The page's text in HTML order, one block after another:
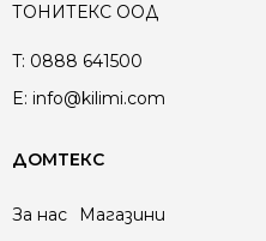
ТОНИТЕКС ООД
T: 0888 641500
E: info@kilimi.com
ДОМТЕКС
За нас Магазини